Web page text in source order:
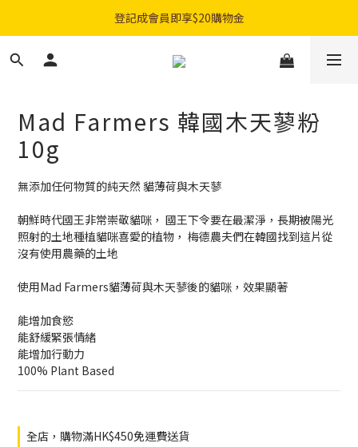
購物滿$300免費順豐智能櫃｜$450免費送貨上門
登記成會員即享$20購物金
購物滿$300免費順豐智能櫃｜$450免費送貨上門
Mad Farmers 韓國木天蓼粉
10g
無添加任何物質的純天然 貓薄荷與木天蓼
朝鮮時代國王非常崇敬貓咪， 國王下令要在最潔淨，長期被陽光
照射的土地種植貓咪喜愛的植物， 梅德農夫們在韓國找到這片從
沒有使用農藥的土地
使用Mad Farmers貓薄荷與木天蓼後的貓咪，效果顯著
能增加食慾
能舒緩緊張情緒
能增加行動力
100% Plant Based
全店，購物滿HK$450免運費送貨